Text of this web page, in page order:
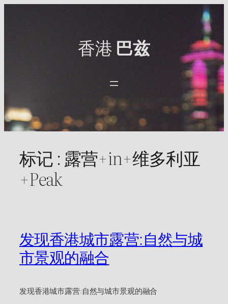
香港 巴兹
与HK Baz一起发现香港最出名的夜生活点. 探索最佳酒吧,俱乐部,以及
2025年难忘之夜的活动.
标记 : 露营+in+维多利亚
+Peak
发现香港城市露营:自然与城
市景观的融合
发现香港城市露营:自然与城市景观的融合